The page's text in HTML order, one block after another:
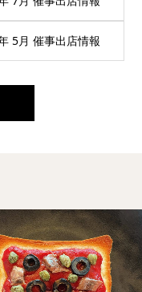
5月 催事出店情報